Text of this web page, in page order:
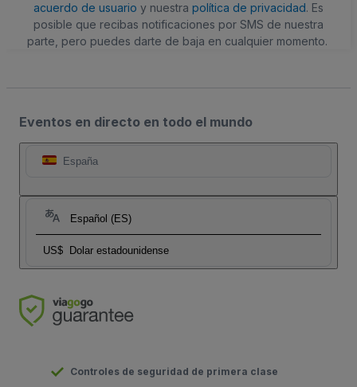
acuerdo de usuario y nuestra política de privacidad. Es
posible que recibas notificaciones por SMS de nuestra
parte, pero puedes darte de baja en cualquier momento.
Eventos en directo en todo el mundo
España
Español (ES)
US$ Dolar estadounidense
Controles de seguridad de primera clase